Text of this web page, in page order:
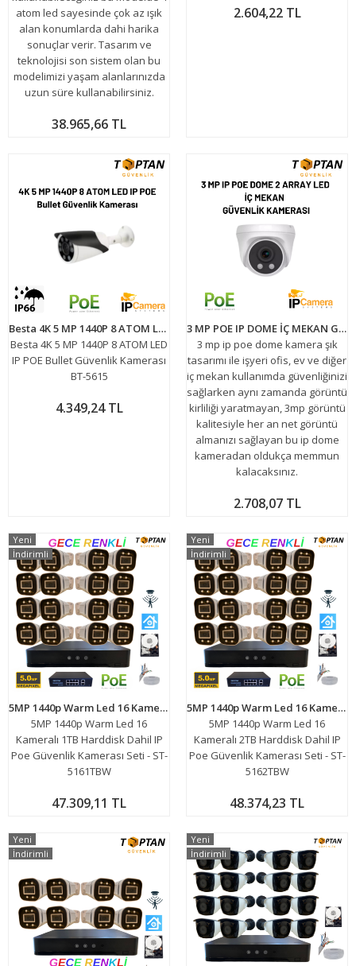
atom led sayesinde çok az ışık
alan konumlarda dahi harika
sonuçlar verir. Tasarım ve
teknolojisi son sistem olan bu
modelimizi yaşam alanlarınızda
uzun süre kullanabilirsiniz.
38.965,66 TL
2.604,22 TL
Besta 4K 5 MP 1440P 8 ATOM LED IP POE Bullet Güvenlik Kamerası BT-5615
Besta 4K 5 MP 1440P 8 ATOM LED
IP POE Bullet Güvenlik Kamerası
BT-5615
4.349,24 TL
3 MP POE IP DOME İÇ MEKAN GÜVENLİK KAMERASI 2 ARRAY LED ARNA-1032
3 mp ip poe dome kamera şık
tasarımı ile işyeri ofis, ev ve diğer
iç mekan kullanımda güvenliğinizi
sağlarken aynı zamanda görüntü
kirliliği yaratmayan, 3mp görüntü
kalitesiyle her an net görüntü
almanızı sağlayan bu ip dome
kameradan oldukça memmun
kalacaksınız.
2.708,07 TL
5MP 1440p Warm Led 16 Kameralı 1TB Harddisk Dahil IP Poe Güvenlik Kamerası Seti - ST-5161TBW
5MP 1440p Warm Led 16
Kameralı 1TB Harddisk Dahil IP
Poe Güvenlik Kamerası Seti - ST-
5161TBW
47.309,11 TL
Yeni
İndirimli
5MP 1440p Warm Led 16 Kameralı 2TB Harddisk Dahil IP Poe Güvenlik Kamerası Seti - ST-5162TBW
5MP 1440p Warm Led 16
Kameralı 2TB Harddisk Dahil IP
Poe Güvenlik Kamerası Seti - ST-
5162TBW
48.374,23 TL
Yeni
İndirimli
Yeni
İndirimli
Yeni
İndirimli